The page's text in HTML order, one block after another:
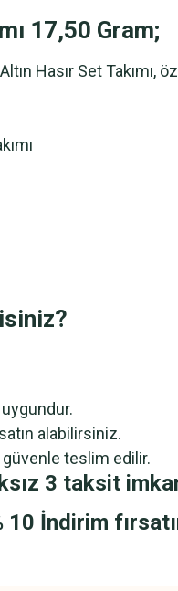
17,50 Gram;
Hasır Set
alabilirsiniz.
güvenle teslim edilir.
3 taksit
İndirim